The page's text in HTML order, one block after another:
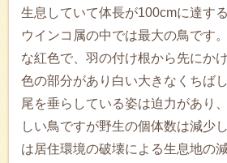
生息していて体長が100cmに達す
ウインコ属の中では最大の鳥です
な紅色で、羽の付け根から先にか
色の部分があり白い大きなくちば
尾を垂らしている姿は迫力があり
しい鳥ですが野生の個体数は減少
は居住環境の破壊による生息地の